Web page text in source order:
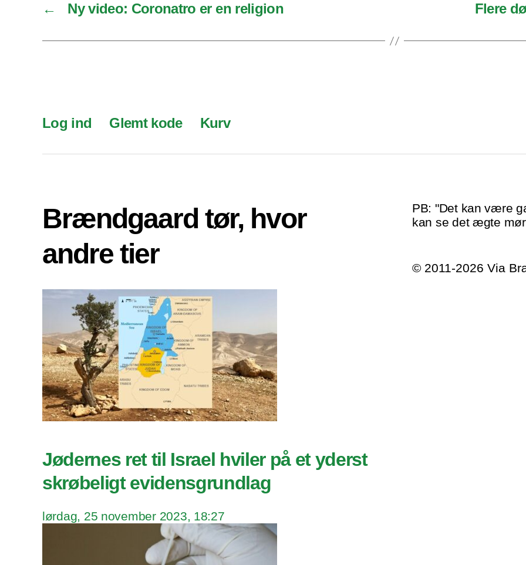
← Ny video: Coronatro er en religion Flere
Log ind Glemt kode Kurv
Brændgaard tør, hvor
andre tier
Jødernes ret til Israel hviler på et yderst
skrøbeligt evidensgrundlag
lørdag, 25 november 2023, 18:27
PB: "Det kan være
kan se det ægte
© 2011-2026 Via